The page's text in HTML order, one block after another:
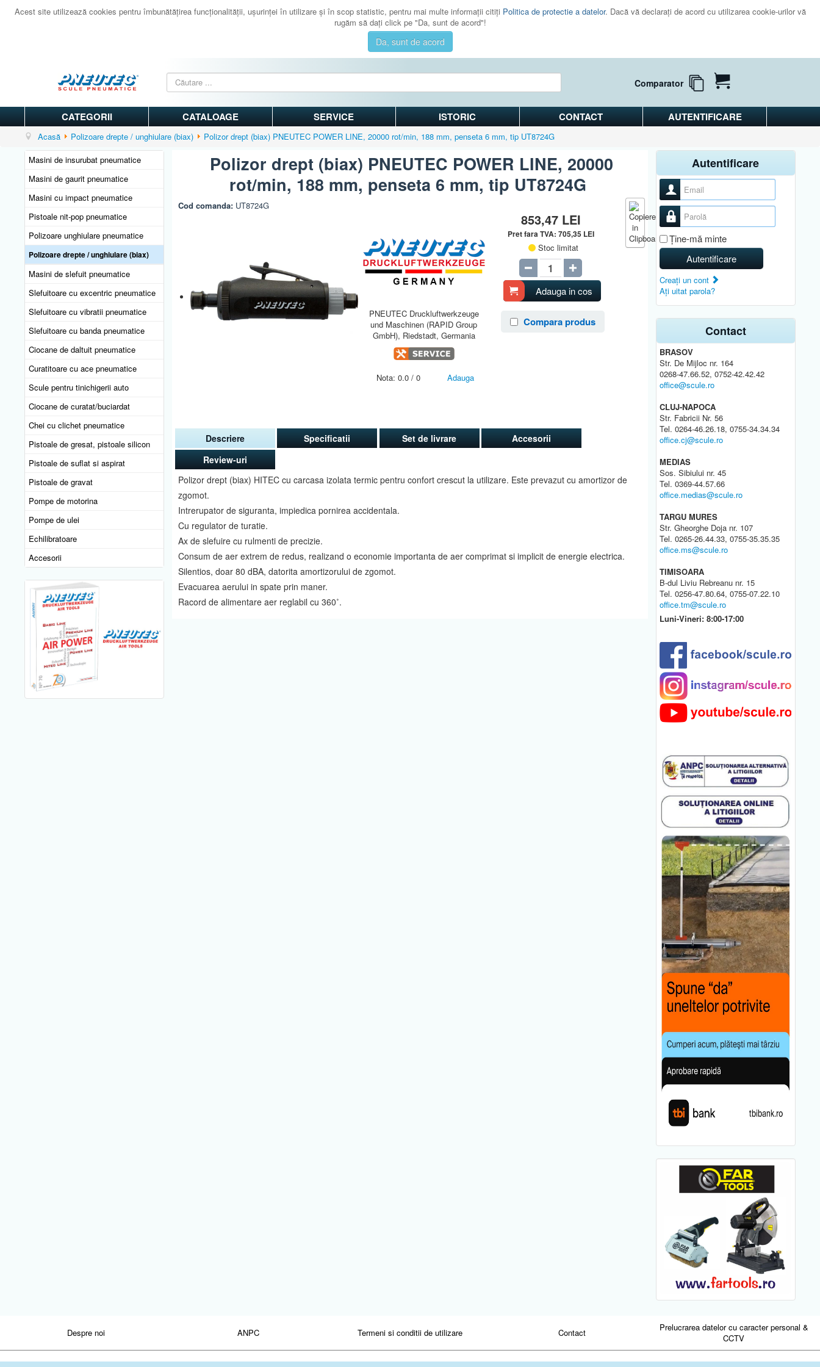
Acest site utilizează cookies pentru îmbunătăţirea funcţionalităţii, uşurinţei în utilizare şi în scop statistic, pentru mai multe informaţii citiţi Politica de protectie a datelor. Dacă vă declaraţi de acord cu utilizarea cookie-urilor vă
rugăm să daţi click pe "Da, sunt de acord"!
Da, sunt de acord
Comparator
CATEGORII CATALOAGE SERVICE ISTORIC CONTACT AUTENTIFICARE
Acasă Polizoare drepte / unghiulare (biax)
Polizor drept (biax) PNEUTEC POWER LINE, 20000 rot/min, 188 mm, penseta 6 mm, tip UT8724G
Masini de insurubat pneumatice
Masini de gaurit pneumatice
Masini cu impact pneumatice
Pistoale nit-pop pneumatice
Polizoare unghiulare pneumatice
Polizoare drepte / unghiulare (biax)
Masini de slefuit pneumatice
Slefuitoare cu excentric pneumatice
Slefuitoare cu vibratii pneumatice
Slefuitoare cu banda pneumatice
Ciocane de daltuit pneumatice
Curatitoare cu ace pneumatice
Scule pentru tinichigerii auto
Ciocane de curatat/buciardat
Chei cu clichet pneumatice
Pistoale de gresat, pistoale silicon
Pistoale de suflat si aspirat
Pistoale de gravat
Pompe de motorina
Pompe de ulei
Echilibratoare
Accesorii
Polizor drept (biax) PNEUTEC POWER LINE, 20000
rot/min, 188 mm, penseta 6 mm, tip UT8724G
Cod comanda: UT8724G
PNEUTEC Druckluftwerkzeuge
und Maschinen (RAPID Group
GmbH), Riedstadt, Germania
Nota: 0.0 / 0 Adauga
853,47 LEI
Pret fara TVA: 705,35 LEI
Stoc limitat
Adauga in cos
Compara produs
Descriere
Polizor drept (biax) HITEC cu carcasa izolata termic pentru confort crescut la utilizare. Este prevazut cu amortizor de
zgomot.
Intrerupator de siguranta, impiedica pornirea accidentala.
Cu regulator de turatie.
Ax de slefuire cu rulmenti de precizie.
Consum de aer extrem de redus, realizand o economie importanta de aer comprimat si implicit de energie electrica.
Silentios, doar 80 dBA, datorita amortizorului de zgomot.
Evacuarea aerului in spate prin maner.
Racord de alimentare aer reglabil cu 360˚.
Specificatii Set de livrare
Accesorii
Review-uri
Autentificare
Nume utilizator
Parolă
Ţine-mă minte
Autentificare
Creaţi un cont
Aţi uitat parola?
Contact
BRASOV
Str. De Mijloc nr. 164
0268-47.66.52, 0752-42.42.42
office@scule.ro
CLUJ-NAPOCA
Str. Fabricii Nr. 56
Tel. 0264-46.26.18, 0755-34.34.34
office.cj@scule.ro
MEDIAS
Sos. Sibiului nr. 45
Tel. 0369-44.57.66
office.medias@scule.ro
TARGU MURES
Str. Gheorghe Doja nr. 107
Tel. 0265-26.44.33, 0755-35.35.35
office.ms@scule.ro
TIMISOARA
B-dul Liviu Rebreanu nr. 15
Tel. 0256-47.80.64, 0755-07.22.10
office.tm@scule.ro
Luni-Vineri: 8:00-17:00
Despre noi ANPC Termeni si conditii de utilizare Contact
Prelucrarea datelor cu caracter personal &
CCTV